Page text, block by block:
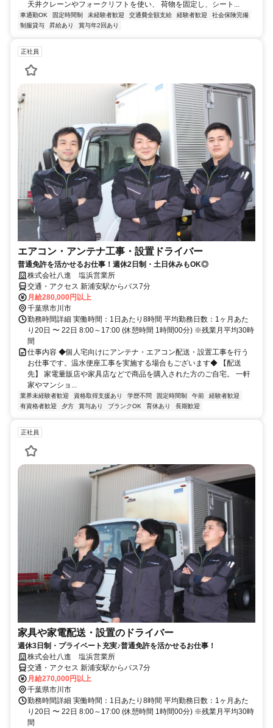
天井クレーンやフォークリフトを使い、 荷物を固定し、シート...
車通勤OK 固定時間制 未経験者歓迎 交通費全額支給 経験者歓迎
社会保険完備
制服貸与
昇給あり 賞与年2回あり
正社員
エアコン・アンテナ工事・設置ドライバー
普通免許を活かせるお仕事！週休2日制・土日休みもOK◎
株式会社八進 塩浜営業所
交通・アクセス 新浦安駅からバス7分
月給280,000円以上
千葉県市川市
勤務時間詳細 実働時間：1日あたり8時間 平均勤務日数：1ヶ月あた
り20日 〜 22日 8:00～17:00 (休憩時間 1時間00分) ※残業月平均30時
間
仕事内容 ◆個人宅向けにアンテナ・エアコン配送・設置工事を行う
お仕事です。温水便座工事を実施する場合もございます◆ 【配送
先】 家電量販店や家具店などで商品を購入された方のご自宅。 一軒
家やマンショ...
業界未経験者歓迎 資格取得支援あり 学歴不問 固定時間制 午前
経験者歓迎
有資格者歓迎
夕方 賞与あり ブランクOK 育休あり 長期歓迎
正社員
家具や家電配送・設置のドライバー
週休3日制・プライベート充実♪普通免許を活かせるお仕事！
株式会社八進 塩浜営業所
交通・アクセス 新浦安駅からバス7分
月給270,000円以上
千葉県市川市
勤務時間詳細 実働時間：1日あたり8時間 平均勤務日数：1ヶ月あた
り20日 〜 22日 8:00～17:00 (休憩時間 1時間00分) ※残業月平均30時
間